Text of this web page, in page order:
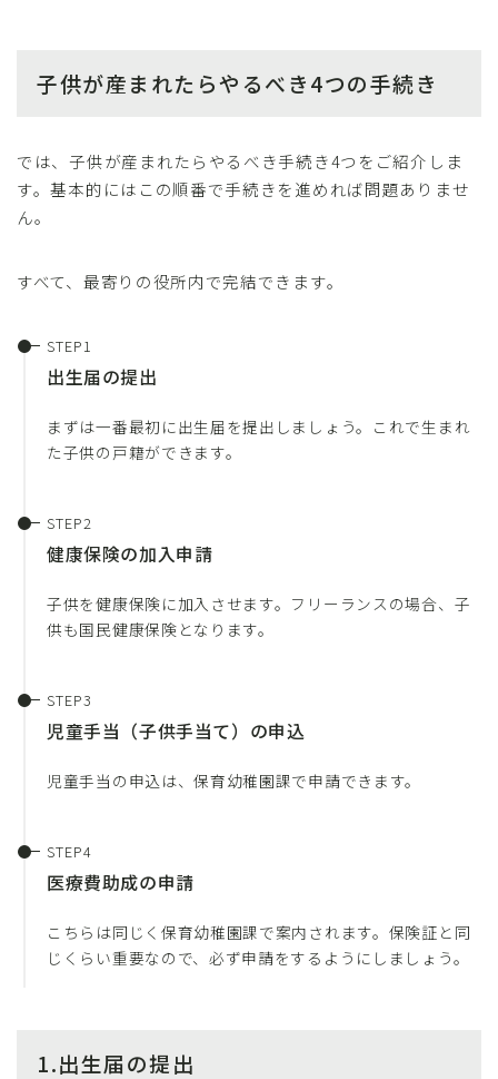
子供が産まれたらやるべき4つの手続き
では、子供が産まれたらやるべき手続き4つをご紹介しま
す。基本的にはこの順番で手続きを進めれば問題ありませ
ん。
すべて、最寄りの役所内で完結できます。
出生届の提出
まずは一番最初に出生届を提出しましょう。これで生まれ
た子供の戸籍ができます。
健康保険の加入申請
子供を健康保険に加入させます。フリーランスの場合、子
供も国民健康保険となります。
児童手当（子供手当て）の申込
児童手当の申込は、保育幼稚園課で申請できます。
医療費助成の申請
こちらは同じく保育幼稚園課で案内されます。保険証と同
じくらい重要なので、必ず申請をするようにしましょう。
1.出生届の提出